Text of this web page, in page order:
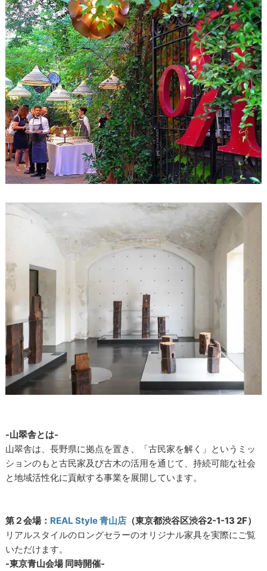
-山翠舎とは-
山翠舎は、長野県に拠点を置き、「古民家を解く」というミッ
ションのもと古民家及び古木の活用を通じて、持続可能な社会
と地域活性化に貢献する事業を展開しています。
第２会場： REAL Style 青山店 （東京都渋谷区渋谷2-1-13 2F）
リアルスタイルのロングセラーのオリジナル家具を実際にご覧
いただけます。
-東京青山会場 同時開催-